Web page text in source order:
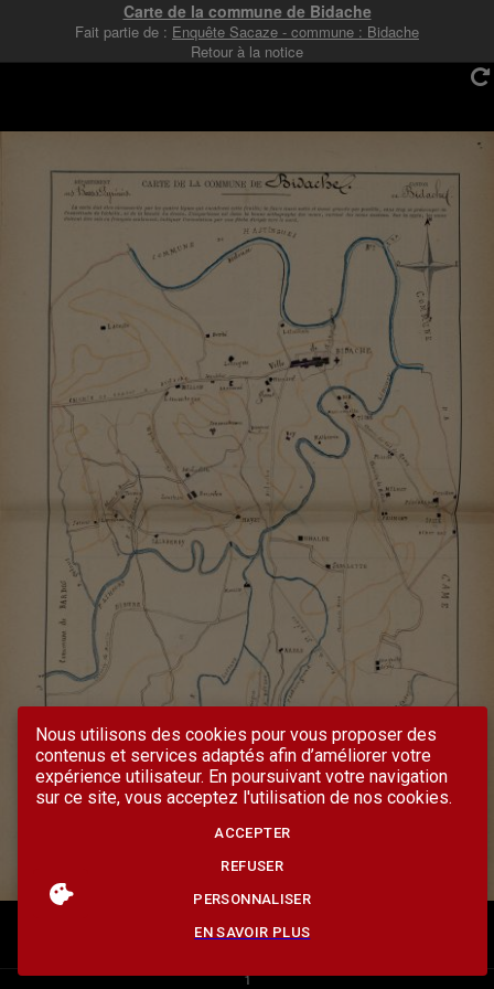
Nous utilisons des cookies pour vous proposer des
contenus et services adaptés afin d’améliorer votre
expérience utilisateur. En poursuivant votre navigation
sur ce site, vous acceptez l'utilisation de nos cookies.
ACCEPTER
REFUSER
PERSONNALISER
EN SAVOIR PLUS